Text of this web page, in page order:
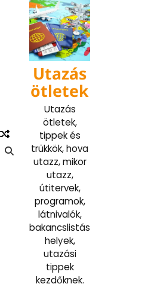
content
Utazás
ötletek
Utazás
ötletek,
tippek és
trükkök, hova
utazz, mikor
utazz,
útitervek,
programok,
látnivalók,
bakancslistás
helyek,
utazási
tippek
kezdőknek.